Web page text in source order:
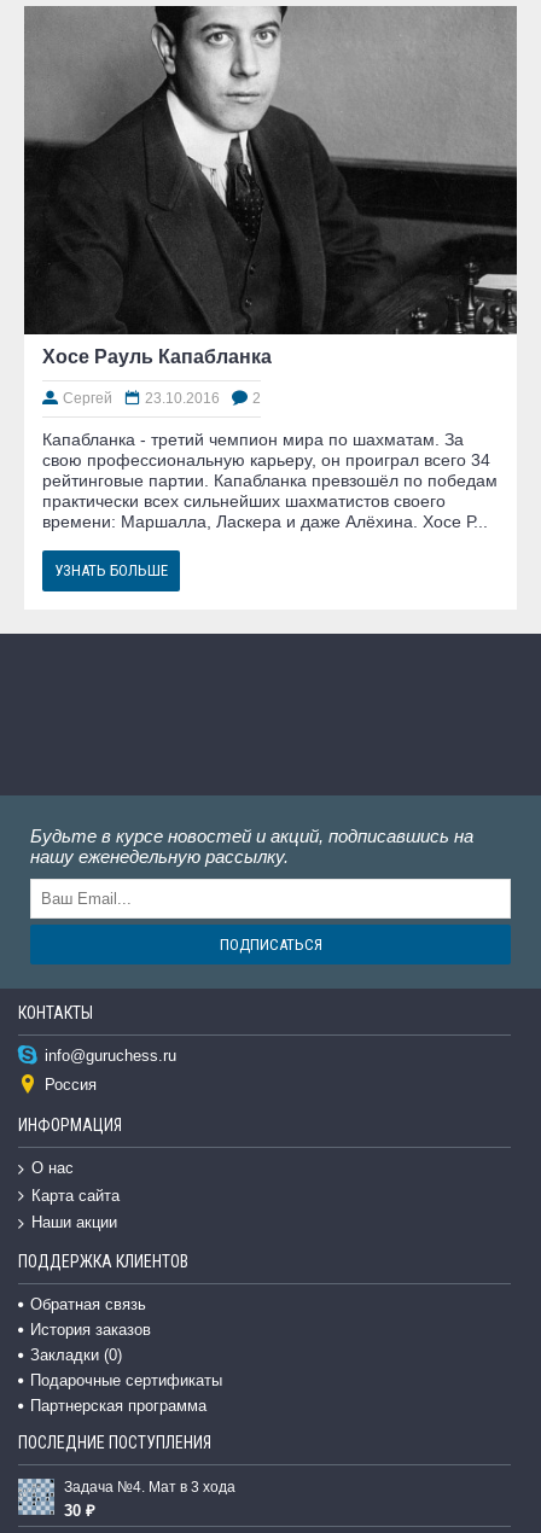
Хосе Рауль Капабланка
Сергей 23.10.2016 2
Капабланка - третий чемпион мира по шахматам. За
свою профессиональную карьеру, он проиграл всего 34
рейтинговые партии. Капабланка превзошёл по победам
практически всех сильнейших шахматистов своего
времени: Маршалла, Ласкера и даже Алёхина. Хосе Р...
УЗНАТЬ БОЛЬШЕ
Будьте в курсе новостей и акций, подписавшись на
нашу еженедельную рассылку.
ПОДПИСАТЬСЯ
КОНТАКТЫ
info@guruchess.ru
Россия
ИНФОРМАЦИЯ
О нас
Карта сайта
Наши акции
ПОДДЕРЖКА КЛИЕНТОВ
Обратная связь
История заказов
Закладки (0)
Подарочные сертификаты
Партнерская программа
ПОСЛЕДНИЕ ПОСТУПЛЕНИЯ
Задача №4. Мат в 3 хода
30 ₽